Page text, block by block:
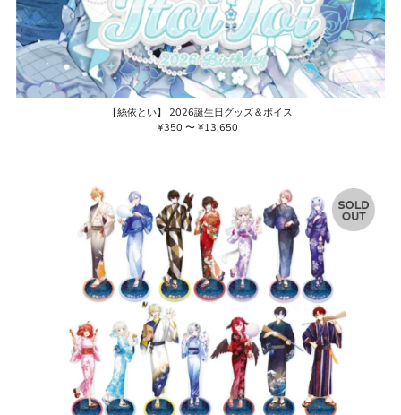
【絲依とい】 2026誕生日グッズ＆ボイス
通
¥350 〜 ¥13,650